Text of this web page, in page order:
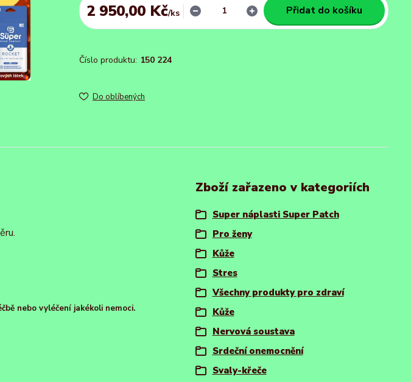
2 950,00 Kč/ks Přidat do košíku
Číslo produktu: 150 224
Do oblíbených
nebo vyléčení jakékoli nemoci.
Zboží zařazeno v kategoriích
Super náplasti Super Patch
Pro ženy
Kůže
Stres
Všechny produkty pro zdraví
Kůže
Nervová soustava
Srdeční onemocnění
Svaly-křeče